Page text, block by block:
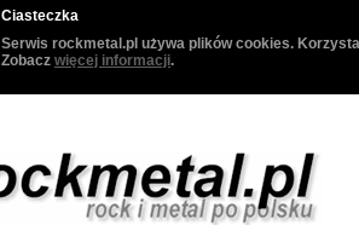
Ciasteczka
Serwis rockmetal.pl używa plików cookies.
Zobacz więcej informacji.